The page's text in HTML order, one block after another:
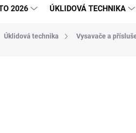
2026 ÚKLIDOVÁ TECHNIKA
Úklidová technika Vysavače a